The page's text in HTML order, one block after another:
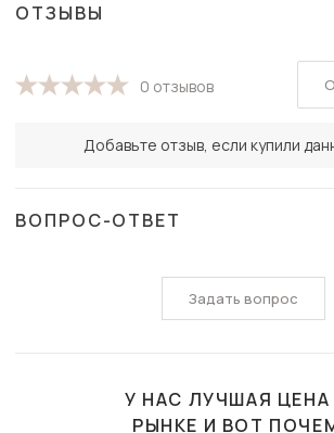
ОТЗЫВЫ
0 отзывов
Добавьте отзыв, если купили
ВОПРОС-ОТВЕТ
Задать вопрос
У НАС ЛУЧШАЯ ЦЕНА
РЫНКЕ И ВОТ